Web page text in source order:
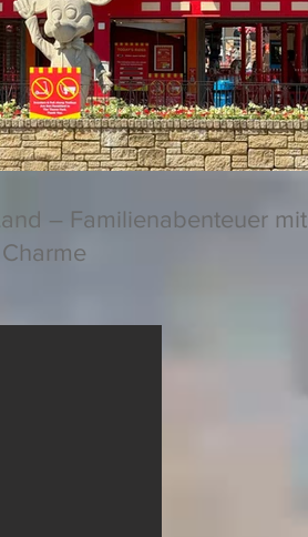
– Familienabenteuer mit